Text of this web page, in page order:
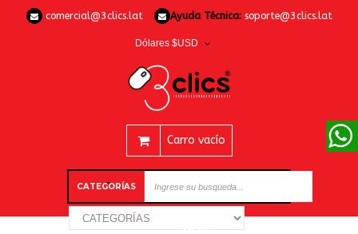
comercial@3clics.lat Ayuda Técnica: soporte@3clics.lat
Dólares $USD
Carro vacío
CATEGORÍAS